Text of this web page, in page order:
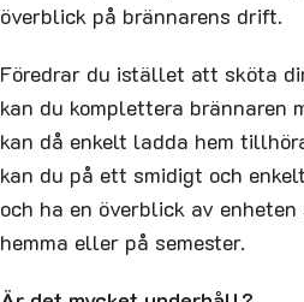
överblick på brännarens drift.
Föredrar du istället att sköta
kan du komplettera brännaren
kan då enkelt ladda hem
kan du på ett smidigt och
och ha en överblick av
hemma eller på semester.